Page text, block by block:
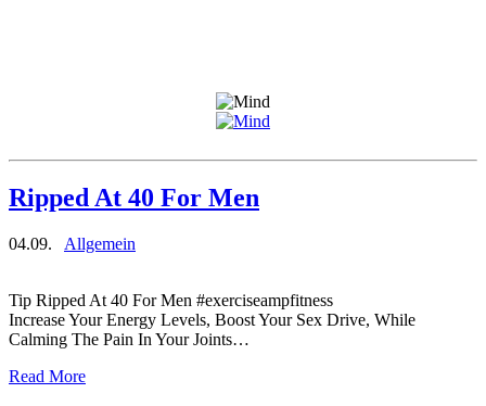
Ripped At 40 For Men
04.09. Allgemein
Tip Ripped At 40 For Men #exerciseampfitness
Increase Your Energy Levels, Boost Your Sex Drive, While
Calming The Pain In Your Joints…
Read More